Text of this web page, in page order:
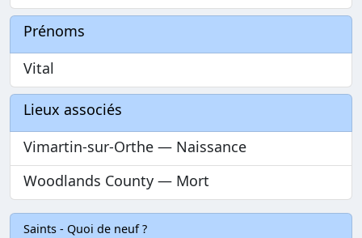
Prénoms
Vital
Lieux associés
Vimartin-sur-Orthe — Naissance
Woodlands County — Mort
Saints - Quoi de neuf ?